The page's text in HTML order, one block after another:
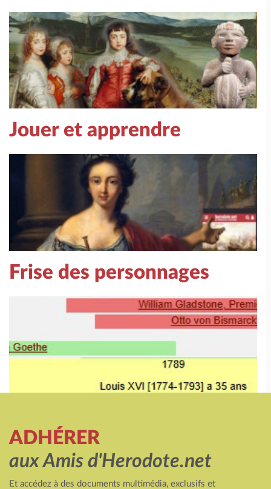
Jouer et apprendre
Frise des personnages
ADHÉRER
aux Amis d'Herodote.net
Et accédez à des documents multimédia, exclusifs et